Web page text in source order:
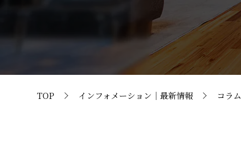
TOP インフォメーション｜最新情報 コラム